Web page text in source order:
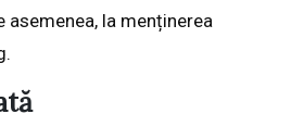
la menținerea